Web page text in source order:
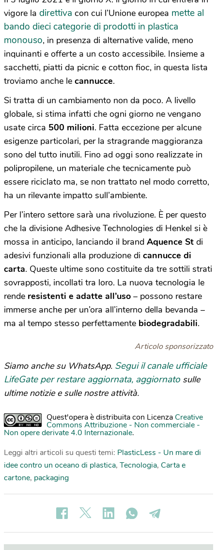
vigore la direttiva con cui l’Unione europea mette al
bando dieci categorie di prodotti in plastica
monouso, in presenza di alternative valide, meno
inquinanti e offerte a un costo accessibile. Insieme a
sacchetti, piatti da picnic e cotton fioc, in questa lista
troviamo anche le cannucce.
Si tratta di un cambiamento non da poco. A livello
globale, si stima infatti che ogni giorno ne vengano
usate circa 500 milioni. Fatta eccezione per alcune
esigenze particolari, per la stragrande maggioranza
sono del tutto inutili. Fino ad oggi sono realizzate in
polipropilene, un materiale che tecnicamente può
essere riciclato ma, se non trattato nel modo corretto,
ha un rilevante impatto sull’ambiente.
Per l’intero settore sarà una rivoluzione. È per questo
che la divisione Adhesive Technologies di Henkel si è
mossa in anticipo, lanciando il brand Aquence St di
adesivi funzionali alla produzione di cannucce di
carta. Queste ultime sono costituite da tre sottili strati
sovrapposti, incollati tra loro. La nuova tecnologia le
rende resistenti e adatte all’uso – possono restare
immerse anche per un’ora all’interno della bevanda –
ma al tempo stesso perfettamente biodegradabili.
Articolo sponsorizzato
Siamo anche su WhatsApp. Segui il canale ufficiale
LifeGate per restare aggiornata, aggiornato sulle
ultime notizie e sulle nostre attività.
Quest'opera è distribuita con Licenza Creative
Commons Attribuzione - Non commerciale -
Non opere derivate 4.0 Internazionale.
Leggi altri articoli su questi temi: PlasticLess - Un mare di
idee contro un oceano di plastica, Tecnologia, Carta e
cartone, packaging